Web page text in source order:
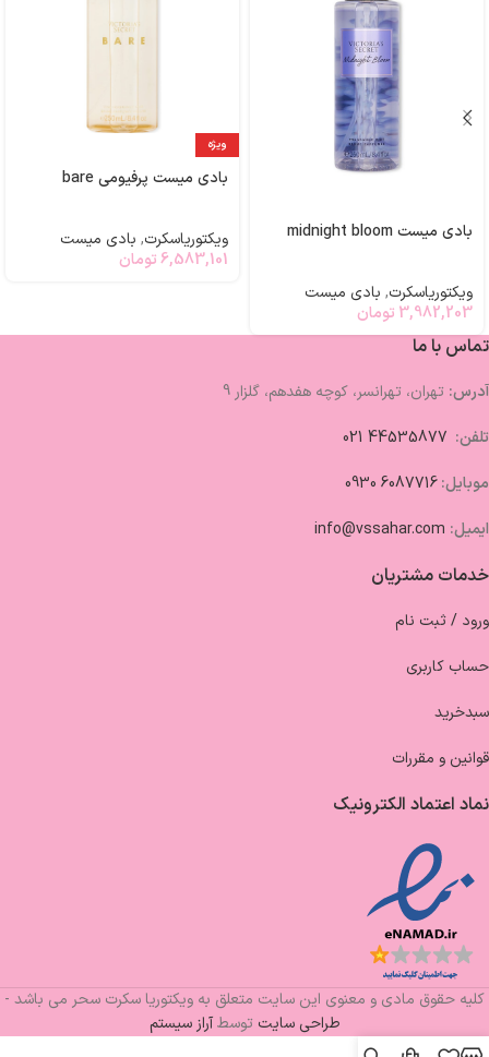
بادی میست midnight bloom
ویکتوریاسکرت, بادی میست
3,982,203 تومان
ویژه
بادی میست پرفیومی bare
ویکتوریاسکرت, بادی میست
6,583,101تومان
تماس با ما
آدرس: تهران، تهرانسر، کوچه هفدهم، گلزار 9
تلفن:
موبایل:6087716 0930
ایمیل: info@vssahar.com
خدمات مشتریان
ورود / ثبت نام
حساب کاربری
سبدخرید
قوانین و مقررات
نماد اعتماد الکترونیک
کلیه حقوق مادی و معنوی این سایت متعلق به ویکتوریا سکرت سحر می باشد -
طراحی سایت توسطآراز سیستم